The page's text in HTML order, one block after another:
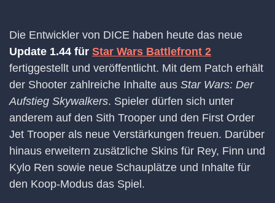
Die Entwickler von DICE haben heute das neue
Update 1.44 für Star Wars Battlefront 2
fertiggestellt und veröffentlicht. Mit dem Patch erhält
der Shooter zahlreiche Inhalte aus Star Wars: Der
Aufstieg Skywalkers. Spieler dürfen sich unter
anderem auf den Sith Trooper und den First Order
Jet Trooper als neue Verstärkungen freuen. Darüber
hinaus erweitern zusätzliche Skins für Rey, Finn und
Kylo Ren sowie neue Schauplätze und Inhalte für
den Koop-Modus das Spiel.